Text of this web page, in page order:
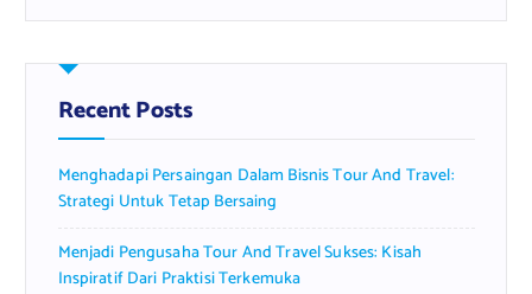
r
h
f
o
:
Recent Posts
Menghadapi Persaingan Dalam Bisnis Tour And Travel:
Strategi Untuk Tetap Bersaing
Menjadi Pengusaha Tour And Travel Sukses: Kisah
Inspiratif Dari Praktisi Terkemuka